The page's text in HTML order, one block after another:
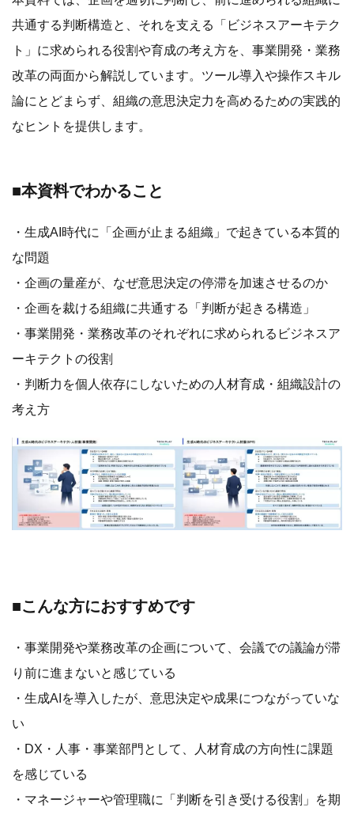
共通する判断構造と、それを支える「ビジネスアーキテク
ト」に求められる役割や育成の考え方を、事業開発・業務
改革の両面から解説しています。ツール導入や操作スキル
論にとどまらず、組織の意思決定力を高めるための実践的
なヒントを提供します。
■本資料でわかること
・生成AI時代に「企画が止まる組織」で起きている本質的
な問題
・企画の量産が、なぜ意思決定の停滞を加速させるのか
・企画を裁ける組織に共通する「判断が起きる構造」
・事業開発・業務改革のそれぞれに求められるビジネスア
ーキテクトの役割
・判断力を個人依存にしないための人材育成・組織設計の
考え方
■こんな方におすすめです
・事業開発や業務改革の企画について、会議での議論が滞
り前に進まないと感じている
・生成AIを導入したが、意思決定や成果につながっていな
い
・DX・人事・事業部門として、人材育成の方向性に課題
を感じている
・マネージャーや管理職に「判断を引き受ける役割」を期